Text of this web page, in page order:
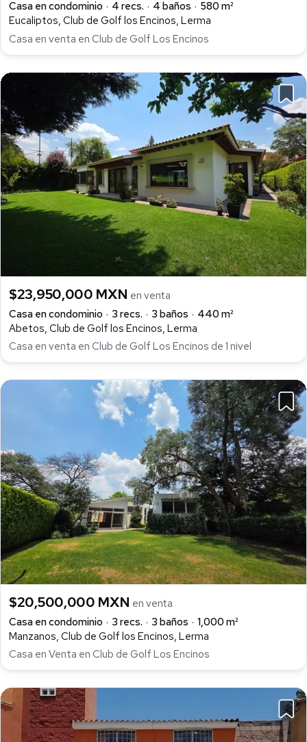
Casa en condominio 4 recs. 4 baños
580 m²
Eucaliptos, Club de Golf los Encinos, Lerma
Casa en venta en Club de Golf Los Encinos
$23,950,000 MXN en venta
Casa en condominio
3 recs. 3 baños
440 m²
Abetos, Club de Golf los Encinos, Lerma
Casa en venta en Club de Golf Los Encinos de 1 nivel
$20,500,000 MXN en venta
Casa en condominio
3 recs. 3 baños
1,000 m²
Manzanos, Club de Golf los Encinos, Lerma
Casa en Venta en Club de Golf Los Encinos